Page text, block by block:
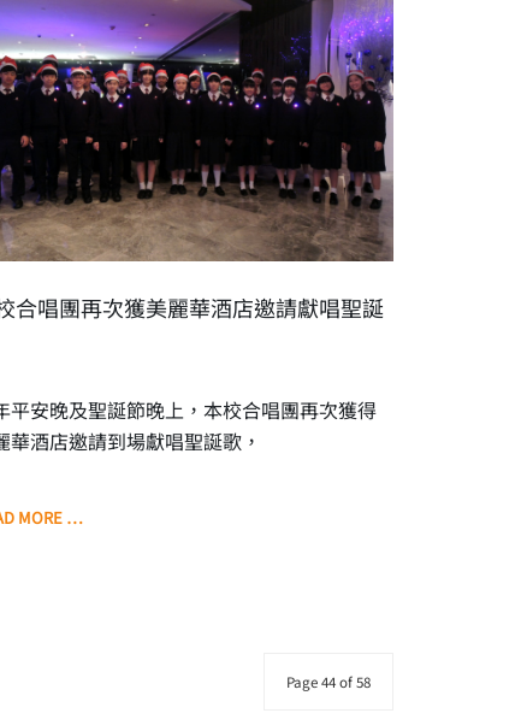
合唱團再次獲美麗華酒店邀請獻唱聖誕
平安晚及聖誕節晚上，本校合唱團再次獲得
華酒店邀請到場獻唱聖誕歌，
MORE …
Page 44 of 58